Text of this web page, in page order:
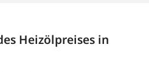
Heizölpreises in